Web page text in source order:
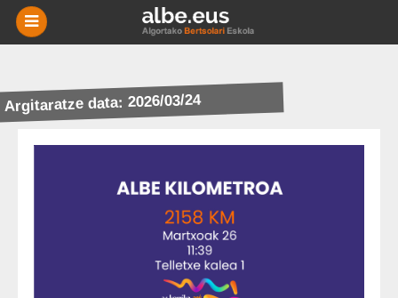
MIKRONIKAK
-
Argitaratze data: 2026/03/24